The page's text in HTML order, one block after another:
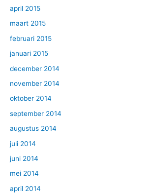
april 2015
maart 2015
februari 2015
januari 2015
december 2014
november 2014
oktober 2014
september 2014
augustus 2014
juli 2014
juni 2014
mei 2014
april 2014